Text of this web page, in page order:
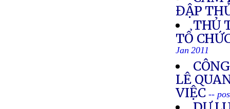
ĐẬP
THỦ
TỔ
Jan 2011
LÊ
VIỆC --